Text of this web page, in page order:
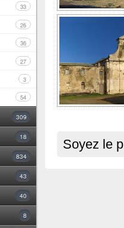
33
26
36
27
3
54
309
18
834
43
40
8
Soyez le